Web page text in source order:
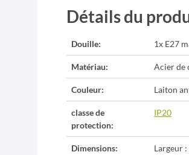
Détails du
Douille: 1x E27
Matériau: Acier de
Couleur: Laiton
classe de
protection:
IP20
Dimensions:
Largeur